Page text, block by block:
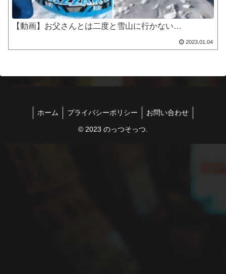
【動画】お父さんとは二度と雪山に行かない…
2023.01.04
ホーム プライバシーポリシー お問い合わせ
© 2023 のっつそっつ.